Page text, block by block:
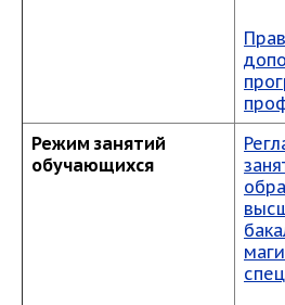
Режим занятий
обучающихся